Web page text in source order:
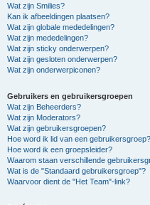
Wat zijn Smilies?
Kan ik afbeeldingen plaatsen?
Wat zijn globale mededelingen?
Wat zijn mededelingen?
Wat zijn sticky onderwerpen?
Wat zijn gesloten onderwerpen?
Wat zijn onderwerpiconen?
Gebruikers en gebruikersgroepen
Wat zijn Beheerders?
Wat zijn Moderators?
Wat zijn gebruikersgroepen?
Hoe word ik lid van een gebruikersgroep?
Hoe word ik een groepsleider?
Waarom staan verschillende
Wat is de "Standaard gebruikersgroep"?
Waarvoor dient de "Het Team"-link?